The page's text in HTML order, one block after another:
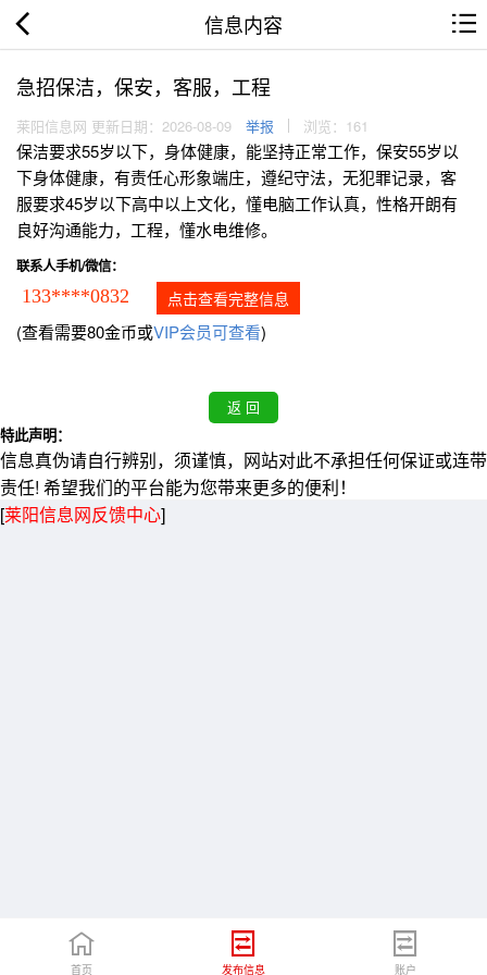
信息内容
急招保洁，保安，客服，工程
莱阳信息网 更新日期：2026-08-09 举报 浏览：161
保洁要求55岁以下，身体健康，能坚持正常工作，保安55岁以
下身体健康，有责任心形象端庄，遵纪守法，无犯罪记录，客
服要求45岁以下高中以上文化，懂电脑工作认真，性格开朗有
良好沟通能力，工程，懂水电维修。
联系人手机/微信：
133****0832 点击查看完整信息
(查看需要80金币或VIP会员可查看)
特此声明：
信息真伪请自行辨别，须谨慎，网站对此不承担任何保证或连带
责任! 希望我们的平台能为您带来更多的便利！
[莱阳信息网反馈中心]
首页 发布信息 账户